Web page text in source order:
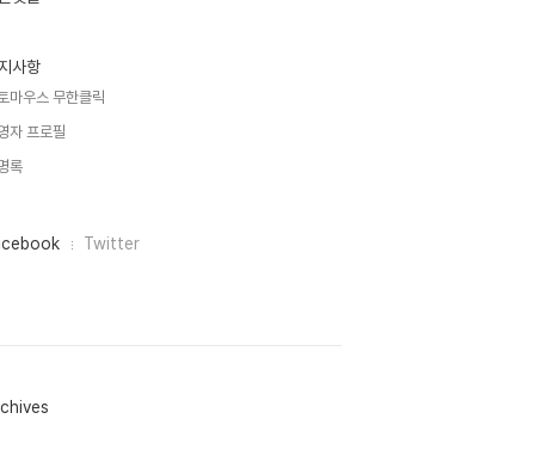
사항
마우스 무한클릭
자 프로필
록
Twitter